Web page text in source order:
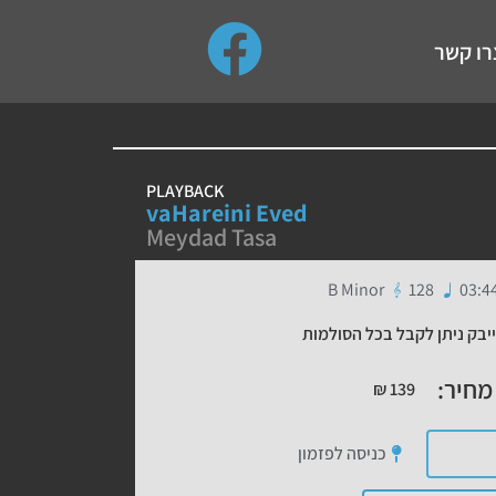
up and down arrows to review and enter to go to the
קשר
PLAYBACK
vaHareini Eved
Meydad Tasa
128
B Minor
ניתן לקבל בכל הסולמות
מחיר: ₪139
כניסה לפזמון